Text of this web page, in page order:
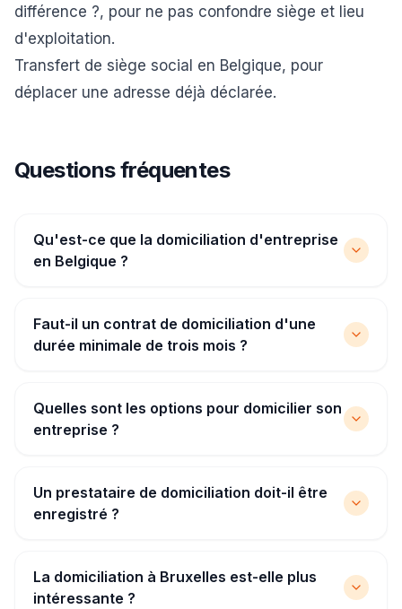
différence ?, pour ne pas confondre siège et lieu
d'exploitation.
Transfert de siège social en Belgique, pour
déplacer une adresse déjà déclarée.
Questions fréquentes
Qu'est-ce que la domiciliation d'entreprise
en Belgique ?
Faut-il un contrat de domiciliation d'une
durée minimale de trois mois ?
Quelles sont les options pour domicilier son
entreprise ?
Un prestataire de domiciliation doit-il être
enregistré ?
La domiciliation à Bruxelles est-elle plus
intéressante ?